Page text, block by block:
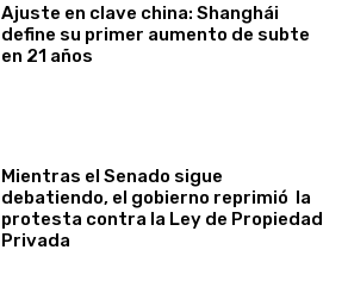
Ajuste en clave china: Shanghái
define su primer aumento de subte
en 21 años
Mientras el Senado sigue
debatiendo, el gobierno reprimió la
protesta contra la Ley de Propiedad
Privada